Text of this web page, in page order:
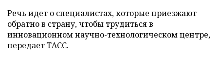
Речь идет о специалистах, которые приезжают
обратно в страну, чтобы трудиться в
инновационном научно-технологическом центре,
передаетТАСС.